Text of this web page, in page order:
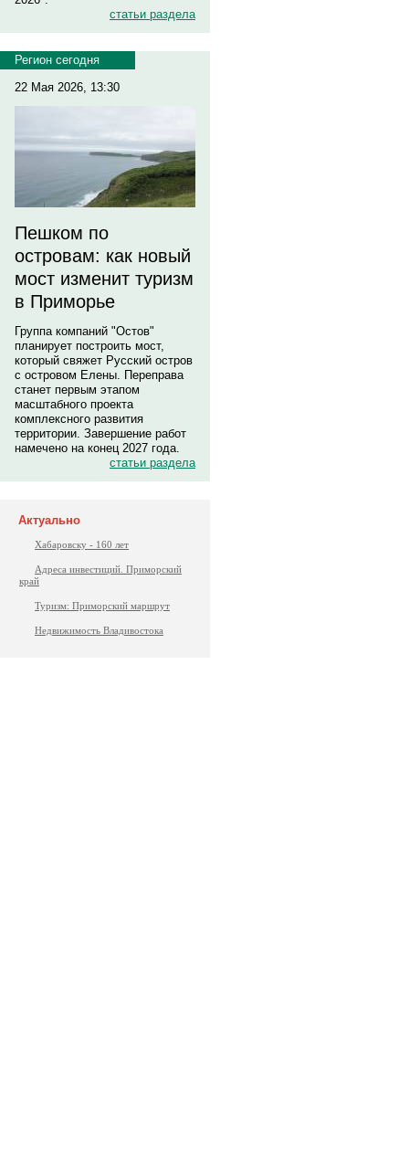
статьи раздела
Регион сегодня
22 Мая 2026, 13:30
Пешком по
островам: как новый
мост изменит туризм
в Приморье
Группа компаний "Остов"
планирует построить мост,
который свяжет Русский остров
с островом Елены. Переправа
станет первым этапом
масштабного проекта
комплексного развития
территории. Завершение работ
намечено на конец 2027 года.
статьи раздела
Актуально
Хабаровску - 160 лет
Адреса инвестиций. Приморский
край
Туризм: Приморский маршрут
Недвижимость Владивостока